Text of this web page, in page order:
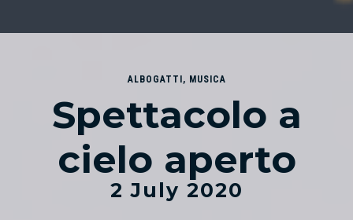
ALBOGATTI , MUSICA
Spettacolo a
cielo aperto
2 July 2020